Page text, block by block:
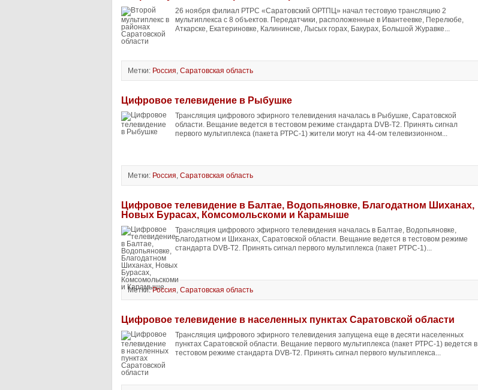
26 ноября филиал РТРС «Саратовский ОРТПЦ» начал тестовую трансляцию 2
мультиплекса с 8 объектов. Передатчики, расположенные в Ивантеевке, Перелюбе,
Аткарске, Екатериновке, Калининске, Лысых горах, Бакурах, Большой Журавке...
Метки: Россия, Саратовская область
Цифровое телевидение в Рыбушке
Трансляция цифрового эфирного телевидения началась в Рыбушке, Саратовской
области. Вещание ведется в тестовом режиме стандарта DVB-T2. Принять сигнал
первого мультиплекса (пакета РТРС-1) жители могут на 44-ом телевизионном...
Метки: Россия, Саратовская область
Цифровое телевидение в Балтае, Водопьяновке, Благодатном Шиханах,
Новых Бурасах, Комсомольскоми и Карамыше
Трансляция цифрового эфирного телевидения началась в Балтае, Водопьяновке,
Благодатном и Шиханах, Саратовской области. Вещание ведется в тестовом режиме
стандарта DVB-T2. Принять сигнал первого мультиплекса (пакет РТРС-1)...
Метки:Россия, Саратовская область
Цифровое телевидение в населенных пунктах Саратовской области
Трансляция цифрового эфирного телевидения запущена еще в десяти населенных
пунктах Саратовской области. Вещание первого мультиплекса (пакет РТРС-1) ведется в
тестовом режиме стандарта DVB-T2. Принять сигнал первого мультиплекса...